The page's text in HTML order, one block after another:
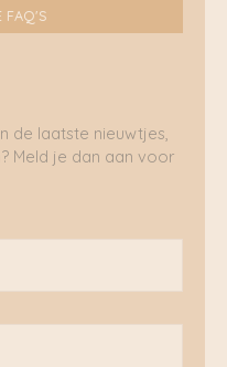
FAQ'S
de laatste nieuwtjes,
Meld je dan aan voor